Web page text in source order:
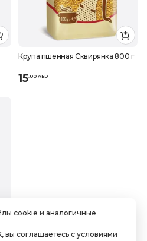
Крупа пшенная Сквирянка 800 г
15.00 AED
cookie и аналогичные
вы соглашаетесь с условиями